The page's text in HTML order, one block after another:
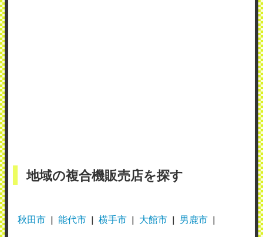
地域の複合機販売店を探す
秋田市 能代市 横手市 大館市 男鹿市